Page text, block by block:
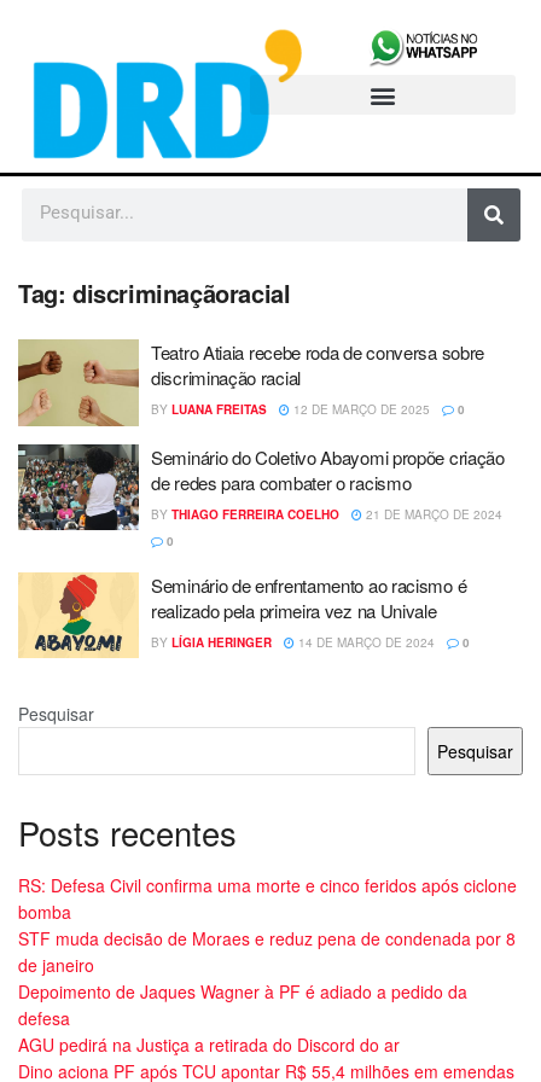
Tag: discriminaçãoracial
Teatro Atiaia recebe roda de conversa sobre
discriminação racial
BY LUANA FREITAS 12 DE MARÇO DE 2025 0
Seminário do Coletivo Abayomi propõe criação
de redes para combater o racismo
BY THIAGO FERREIRA COELHO
21 DE MARÇO DE 2024
0
Seminário de enfrentamento ao racismo é
realizado pela primeira vez na Univale
BY LÍGIA HERINGER 14 DE MARÇO DE 2024 0
Pesquisar
Pesquisar
Posts recentes
RS: Defesa Civil confirma uma morte e cinco feridos após ciclone
bomba
STF muda decisão de Moraes e reduz pena de condenada por 8
de janeiro
Depoimento de Jaques Wagner à PF é adiado a pedido da
defesa
AGU pedirá na Justiça a retirada do Discord do ar
Dino aciona PF após TCU apontar R$ 55,4 milhões em emendas